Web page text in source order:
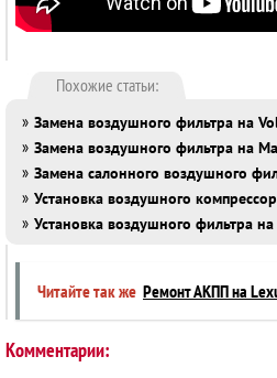
Похожие статьи:
» Замена воздушного фильтра на
» Замена воздушного фильтра на
» Замена салонного воздушного
» Установка воздушного
» Установка воздушного фильтра
Читайте так же Ремонт АКПП на
Комментарии: